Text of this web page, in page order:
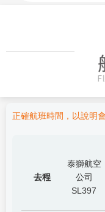
正確航班時間，以說明
去程
泰獅航空
公司
SL397